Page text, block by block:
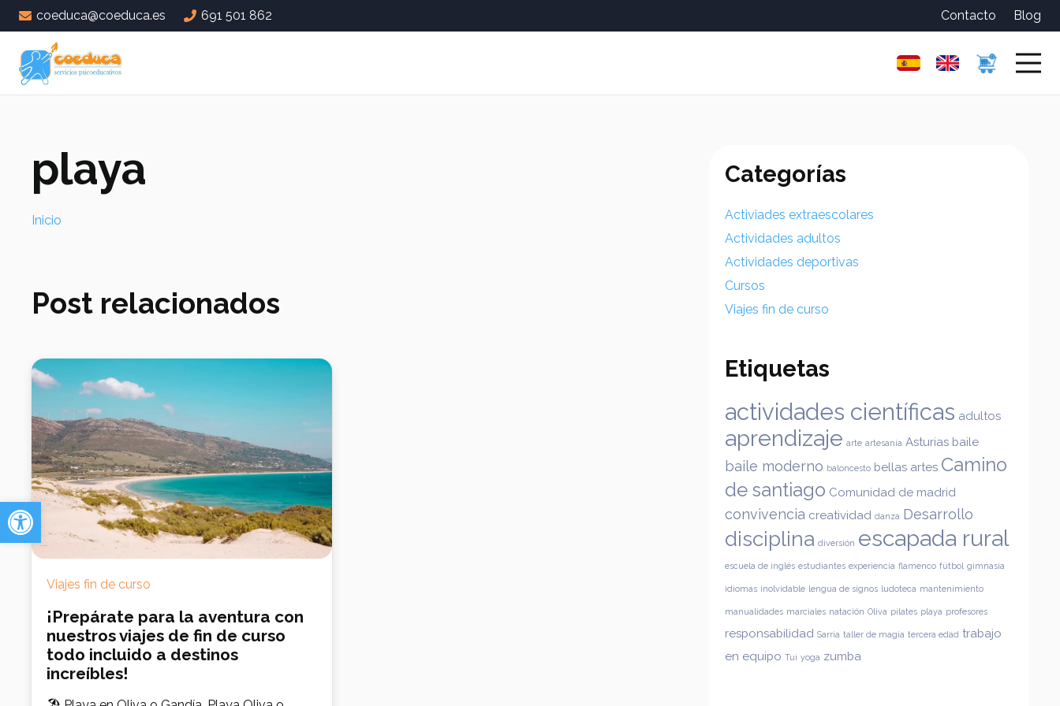
Abrir barra de herramientas
coeduca@coeduca.es 691 501 862 Contacto Blog
playa
Inicio
Post relacionados
Viajes fin de curso
¡Prepárate para la aventura con
nuestros viajes de fin de curso
todo incluido a destinos
increíbles!
Categorías
Activiades extraescolares
Actividades adultos
Actividades deportivas
Cursos
Viajes fin de curso
Etiquetas
actividades científicas adultos
aprendizaje arte artesanía Asturias baile
baile moderno baloncesto bellas artes Camino
de santiago Comunidad de madrid
convivencia creatividad danza Desarrollo
disciplina diversión escapada rural
escuela de inglés estudiantes experiencia flamenco fútbol gimnasia
idiomas inolvidable lengua de signos ludoteca mantenimiento
manualidades marciales natación Oliva pilates playa profesores
responsabilidad Sarria taller de magia tercera edad trabajo
en equipo Tui yoga zumba